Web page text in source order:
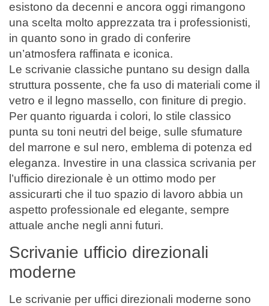
esistono da decenni e ancora oggi rimangono
una scelta molto apprezzata tra i professionisti,
in quanto sono in grado di conferire
un’atmosfera raffinata e iconica.
Le scrivanie classiche puntano su design dalla
struttura possente, che fa uso di materiali come il
vetro e il legno massello, con finiture di pregio.
Per quanto riguarda i colori, lo stile classico
punta su toni neutri del beige, sulle sfumature
del marrone e sul nero, emblema di potenza ed
eleganza. Investire in una classica scrivania per
l’ufficio direzionale è un ottimo modo per
assicurarti che il tuo spazio di lavoro abbia un
aspetto professionale ed elegante, sempre
attuale anche negli anni futuri.
Scrivanie ufficio direzionali
moderne
Le scrivanie per uffici direzionali moderne sono